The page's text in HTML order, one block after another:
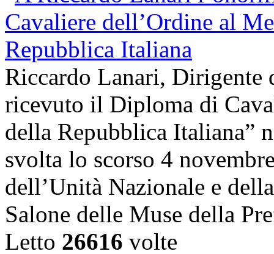
Riccardo Lanari, Dirigente
ricevuto il Diploma di
della Repubblica Italiana”
svolta lo scorso 4
dell’Unità Nazionale e
Salone delle Muse della
Letto 26616 volte